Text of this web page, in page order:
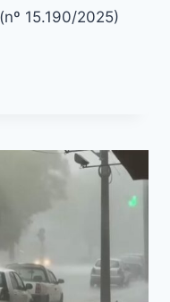
15.190/2025)